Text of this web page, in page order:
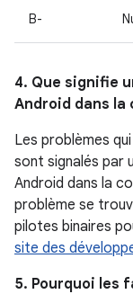
B-
4. Que signifie
Android dans la
Les problèmes
sont signalés par
Android dans la
problème se
pilotes binaires
site des
5. Pourquoi les